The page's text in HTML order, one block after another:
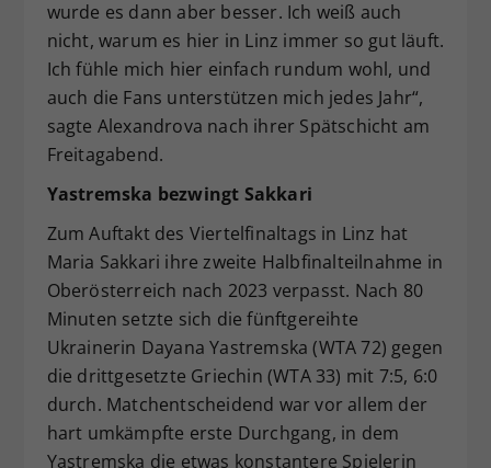
wurde es dann aber besser. Ich weiß auch
nicht, warum es hier in Linz immer so gut läuft.
Ich fühle mich hier einfach rundum wohl, und
auch die Fans unterstützen mich jedes Jahr“,
sagte Alexandrova nach ihrer Spätschicht am
Freitagabend.
Yastremska bezwingt Sakkari
Zum Auftakt des Viertelfinaltags in Linz hat
Maria Sakkari ihre zweite Halbfinalteilnahme in
Oberösterreich nach 2023 verpasst. Nach 80
Minuten setzte sich die fünftgereihte
Ukrainerin Dayana Yastremska (WTA 72) gegen
die drittgesetzte Griechin (WTA 33) mit 7:5, 6:0
durch. Matchentscheidend war vor allem der
hart umkämpfte erste Durchgang, in dem
Yastremska die etwas konstantere Spielerin